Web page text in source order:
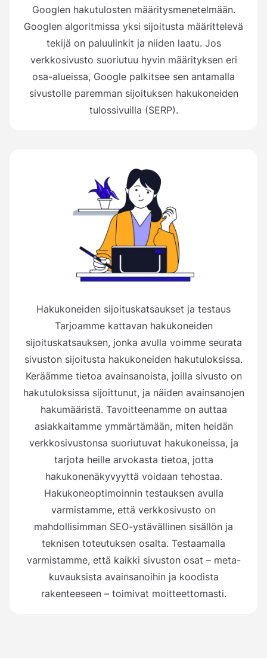
Googlen hakutulosten määritysmenetelmään.
Googlen algoritmissa yksi sijoitusta määrittelevä
tekijä on paluulinkit ja niiden laatu. Jos
verkkosivusto suoriutuu hyvin määrityksen eri
osa-alueissa, Google palkitsee sen antamalla
sivustolle paremman sijoituksen hakukoneiden
tulossivuilla (SERP).
Hakukoneiden sijoituskatsaukset ja testaus
Tarjoamme kattavan hakukoneiden
sijoituskatsauksen, jonka avulla voimme seurata
sivuston sijoitusta hakukoneiden hakutuloksissa.
Keräämme tietoa avainsanoista, joilla sivusto on
hakutuloksissa sijoittunut, ja näiden avainsanojen
hakumääristä. Tavoitteenamme on auttaa
asiakkaitamme ymmärtämään, miten heidän
verkkosivustonsa suoriutuvat hakukoneissa, ja
tarjota heille arvokasta tietoa, jotta
hakukonenäkyvyyttä voidaan tehostaa.
Hakukoneoptimoinnin testauksen avulla
varmistamme, että verkkosivusto on
mahdollisimman SEO-ystävällinen sisällön ja
teknisen toteutuksen osalta. Testaamalla
varmistamme, että kaikki sivuston osat – meta-
kuvauksista avainsanoihin ja koodista
rakenteeseen – toimivat moitteettomasti.